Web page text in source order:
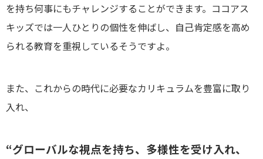
を持ち何事にもチャレンジすることができます。ココアス
キッズでは一人ひとりの個性を伸ばし、自己肯定感を高め
られる教育を重視しているそうですよ。
また、これからの時代に必要なカリキュラムを豊富に取り
入れ、
“グローバルな視点を持ち、多様性を受け入れ、